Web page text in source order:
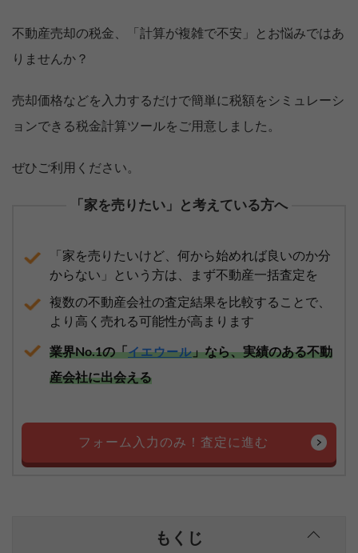
不動産売却の税金、「計算が複雑で不安」とお悩みではあ
りませんか？
売却価格などを入力するだけで簡単に税額をシミュレーシ
ョンできる税金計算ツールをご用意しました。
ぜひご利用ください。
「家を売りたい」と考えている方へ
「家を売りたいけど、何から始めれば良いのか分
からない」という方は、まず不動産一括査定を
複数の不動産会社の査定結果を比較することで、
より高く売れる可能性が高まります
業界No.1の「イエウール」なら、実績のある不動
産会社に出会える
フォーム入力のみ！査定に進む
もくじ